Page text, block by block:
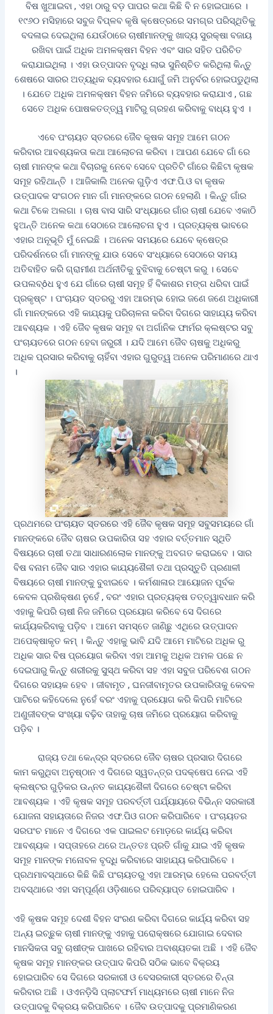
ବିଷ ଖୁଆଇବା , ଏହା ଠାରୁ ବଡ଼ ପାପର କଥା କିଛି ବି ନ ହୋଇପାରେ ।
୧୯୬୦ ମସିହାରେ ସବୁଜ ବିପ୍ଳବ କୃଷି କ୍ଷେତ୍ରରେ ସମଗ୍ର ପରିସ୍ଥିତିକୁ
ବଦଳାଇ ଦେଇଥିଲା ଯେଉଁଠାରେ ଚାଷୀମାନଙ୍କୁ ଖାଦ୍ୟ ସୁରକ୍ଷା ବଜାୟ
ରଖିବା ପାଇଁ ଅଧିକ ଅମଳକ୍ଷମ ବିହନ ଏବଂ ସାର ସହିତ ପରିଚିତ
କରାଯାଇଥିଲା । ଏହା ଉତ୍ପାଦନ ବୃଦ୍ଧି ଲାଭ ସୁନିଶ୍ଚିତ କରିଥିଲା କିନ୍ତୁ
ଶେଷରେ ସାରର ଅତ୍ୟଧିକ ବ୍ୟବହାର ଯୋଗୁଁ ଜମି ଅନୁର୍ବର ହୋଇପଡୁଥିଲା
। ଯେତେ ଅଧିକ ଅମଳକ୍ଷମ ବିହନ ଜମିରେ ବ୍ୟବହାର କରାଯାଏ , ଗଛ
ସେତେ ଅଧିକ ପୋଷକତତ୍ତ୍ୱ ମାଟିରୁ ଗ୍ରହଣ କରିବାକୁ ବାଧ୍ୟ ହୁଏ ।
ଏବେ ପଂଚାୟତ ସ୍ତରରେ ଜୈବ କୃଷକ ସମୂହ ଆମେ ଗଠନ
କରିବାର ଆବଶ୍ୟକତା କଥା ଆଲୋଚନା କରିବା । ଆପଣ ଯେବେ ଗାଁ ରେ
ଚାଷୀ ମାନଙ୍କ କଥା ବିଚାରକୁ ନେବେ ସେବେ ପ୍ରତିଟି ଗାଁରେ କିଛିଟା କୃଷକ
ସମୂହ ରହିଥାନ୍ତି । ଆଜିକାଲି ଅନେକ ଗୁଡ଼ିଏ ଏଫ.ପି.ଓ ବା କୃଷକ
ଉତ୍ପାଦକ ସଂଗଠନ ମାନ ଗାଁ ମାନଙ୍କରେ ଗଠନ ହେଲାଣି । କିନ୍ତୁ ଗାଁର
କଥା ଟିକେ ଅଲଗା । ଚାଷ ବାସ ସାରି ସଂଧ୍ୟାରେ ଗାଁର ଚାଷୀ ଯେବେ ଏକାଠି
ହୁଅନ୍ତି ଅନେକ କଥା ସେଠାରେ ଆଲୋଚନା ହୁଏ । ପ୍ରତ୍ୟକ୍ଷ ଭାବରେ
ଏହାର ଅନୂଭୂତି ମୁଁ ନେଇଛି । ଅନେକ ସମୟରେ ଯେବେ କ୍ଷେତ୍ର
ପରିଦର୍ଶନରେ ଗାଁ ମାନଙ୍କୁ ଯାଉ ସେବେ ସଂଧ୍ୟାରେ ସେଠାରେ ସମୟ
ଅତିବାହିତ କରି ଗ୍ରାମୀଣ ଅର୍ଥନୀତିକୁ ବୁଝିବାକୁ ଚେଷ୍ଟା କରୁ । ସେବେ
ଉପଲବ୍ôଧ ହୁଏ ଯେ ଗାଁରେ ଚାଷୀ ସମୂହ ହିଁ ବିକାଶର ମଙ୍ଗ ଧରିବା ପାଇଁ
ପ୍ରକୃଷ୍ଟ । ପଂଚାୟତ ସ୍ତରରୁ ଏହା ଆରମ୍ଭ ହୋଇ ଜଣେ ଜଣେ ଅଧିକାରୀ
ଗାଁ ମାନଙ୍କରେ ଏହି କାଯ୍ୟକୁ ପରିଚାଳନା କରିବା ଦିଗରେ ସାହାଯ୍ୟ କରିବା
ଆବଶ୍ୟକ । ଏହି ଜୈବ କୃଷକ ସମୂହ ବା ଅର୍ଗାନିକ ଫାର୍ମର କ୍ଲଷ୍ଟର ସବୁ
ପଂଚାୟତରେ ଗଠନ ହେବା ଜରୁରୀ । ଯଦି ଆମେ ଜୈବ ଚାଷକୁ ଅଧିକରୁ
ଅଧିକ ପ୍ରସାର କରିବାକୁ ଚାହିଁବା ଏହାର ଗୁରୁତ୍ୱ ଅନେକ ପରିମାଣରେ ଥାଏ
।
ପ୍ରଥମରେ ପଂଚାୟତ ସ୍ତରରେ ଏହି ଜୈବ କୃଷକ ସମୂହ ସବୁସମୟରେ ଗାଁ
ମାନଙ୍କରେ ଜୈବ ଚାଷର ଉପକାରିତା ସହ ଏହାର ବର୍ତ୍ତମାନ ସ୍ଥିତି
ବିଷୟରେ ଚାଷୀ ତଥା ସାଧାରଣଲୋକ ମାନଙ୍କୁ ଅବଗତ କରାଇବେ । ସାର
ବିଷ ବନାମ ଜୈବ ସାର ଏହାର କାଯ୍ୟଶୈଳୀ ତଥା ପ୍ରସ୍ତୁତି ପ୍ରଣାଳୀ
ବିଷୟରେ ଚାଷୀ ମାନଙ୍କୁ ବୁଝାଇବେ । କର୍ମଶାଳାର ଆୟୋଜନ ପୂର୍ବକ
କେବଳ ପ୍ରଶିକ୍ଷଣ ନୁହେଁ , ବରଂ ଏହାର ପ୍ରତ୍ୟକ୍ଷ ତତ୍ତ୍ୱାବଧାନ କରି
ଏହାକୁ କିପରି ଚାଷୀ ନିଜ ଜମିରେ ପ୍ରୟୋଗ କରିବେ ସେ ଦିଗରେ
କାର୍ଯ୍ୟକରିବାକୁ ପଡ଼ିବ । ଆମେ ସମସ୍ତେ ଜାଣିଛୁ ଏଥିରେ ଉତ୍ପାଦନ
ଅପେକ୍ଷାକୃତ କମ୍‌ । କିନ୍ତୁ ଏହାକୁ ଭାବି ଯଦି ଆମେ ମାଟିରେ ଅଧିକ ରୁ
ଅଧିକ ସାର ବିଷ ପ୍ରୟୋଗ କରିବା ଏହା ଆମକୁ ଅଧିକ ଅମଳ ପଛେ ନ
ଦେଇପାରୁ କିନ୍ତୁ ଶରୀରକୁ ସୁସ୍ଥ କରିବା ସହ ଏହା ସବୁଜ ପରିବେଶ ଗଠନ
ଦିଗରେ ସହାୟକ ହେବ । ଜୀବାମୃତ , ଘନଜୀବାମୃତର ଉପକାରିତାକୁ କେବଳ
ପାଟିରେ କହିଦେଲେ ନୁହେଁ ବରଂ ଏହାକୁ ପ୍ରୟୋଗ କରି କିପରି ମାଟିରେ
ଅଣୁଜୀବଙ୍କ ସଂଖ୍ୟା ବଢ଼ିବ ତାହାକୁ ଚାଷ ଜମିରେ ପ୍ରୟୋଗ କରିବାକୁ
ପଡ଼ିବ ।
ରାଜ୍ୟ ତଥା କେନ୍ଦ୍ର ସ୍ତରରେ ଜୈବ ଚାଷର ପ୍ରସାର ଦିଗରେ
କାମ କରୁଥିବା ଅନୁଷ୍ଠାନ ଏ ଦିଗରେ ସ୍ୱତନ୍ତ୍ର ପଦକ୍ଷେପ ନେଇ ଏହି
କ୍ଲଷ୍ଟର ଗୁଡ଼ିକର ଉନ୍ନତ କାଯ୍ୟଶୈଳୀ ଦିଗରେ ଚେଷ୍ଟା କରିବା
ଆବଶ୍ୟକ । ଏହି କୃଷକ ସମୂହ ପରବର୍ତ୍ତୀ ପର୍ଯ୍ୟାୟରେ ବିଭିନ୍ନ ସରକାରୀ
ଯୋଜନା ସହାୟତାରେ ନିଜର ଏଫ.ପିଓ ଗଠନ କରିପାରିବେ । ପଂଚାୟତର
ସରପଂଚ ମାନେ ଏ ଦିଗରେ ଏକ ପାଇଲଟ ମୋଡ଼ରେ କାର୍ଯ୍ୟ କରିବା
ଆବଶ୍ୟକ । ସପ୍ତାହରେ ଥରେ ଅନ୍ତତଃ ପ୍ରତି ଗାଁକୁ ଯାଇ ଏହି କୃଷକ
ସମୂହ ମାନଙ୍କ ମନୋବଳ ବୃଦ୍ଧି କରିବାରେ ସାହାଯ୍ୟ କରିପାରିବେ ।
ପ୍ରଥମାବସ୍ଥାରେ କିଛି କିଛି ପଂଚାୟତରୁ ଏହା ଆରମ୍ଭ ହେଲେ ପରବର୍ତ୍ତୀ
ଅବସ୍ଥାରେ ଏହା ସମ୍ପୂର୍ଣ୍ଣ ଓଡ଼ିଶାରେ ପରିବ୍ୟାପ୍ତ ହୋଇପାରିବ ।
ଏହି କୃଷକ ସମୂହ ଦେଶୀ ବିହନ ସଂରଣ କରିବା ଦିଗରେ କାର୍ଯ୍ୟ କରିବା ସହ
ଅନ୍ୟ ଇଚ୍ଛୁକ ଚାଷୀ ମାନଙ୍କୁ ଏହାକୁ ପରୋକ୍ଷରେ ଯୋଗାଇ ଦେବାର
ମାନସିକତା ସବୁ ଚାଷୀଙ୍କ ପାଖରେ ରହିବାର ଅବାଶ୍ୟତକା ଅଛି । ଏହି ଜୈବ
କୃଷକ ସମୂହ ମାନଙ୍କର ଉତ୍ପାଦ କିପରି ସଠିକ ଭାବେ ବିକ୍ରୟ
ହୋଇପାରିବ ସେ ଦିଗରେ ସରକାରୀ ଓ ବେସରକାରୀ ସ୍ତରରେ ଚିନ୍ତା
କରିବାର ଅଛି । ଓଏନଡ଼ିସି ପ୍ଲାଟଫର୍ମ ମାଧ୍ୟମରେ ଚାଷୀ ମାନେ ନିଜ
ଉତ୍ପାଦକୁ ବିକ୍ରୟ କରିପାରିବେ । ଜୈବ ଉତ୍ପାଦକୁ ପ୍ରମାଣିକରଣ